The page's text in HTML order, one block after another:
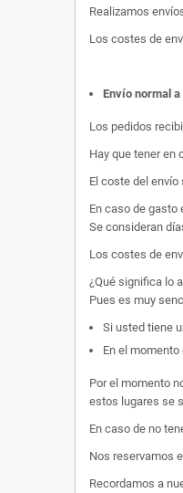
Realizamos
Los costes de
Envío normal
Los pedidos
Hay que tener en
El coste del envío
En caso de gasto
Se consideran
Los costes de
¿Qué significa lo
Pues es muy
Si usted tiene
En el
Por el momento
estos lugares se
En caso de no
Nos reservamos
Recordamos a